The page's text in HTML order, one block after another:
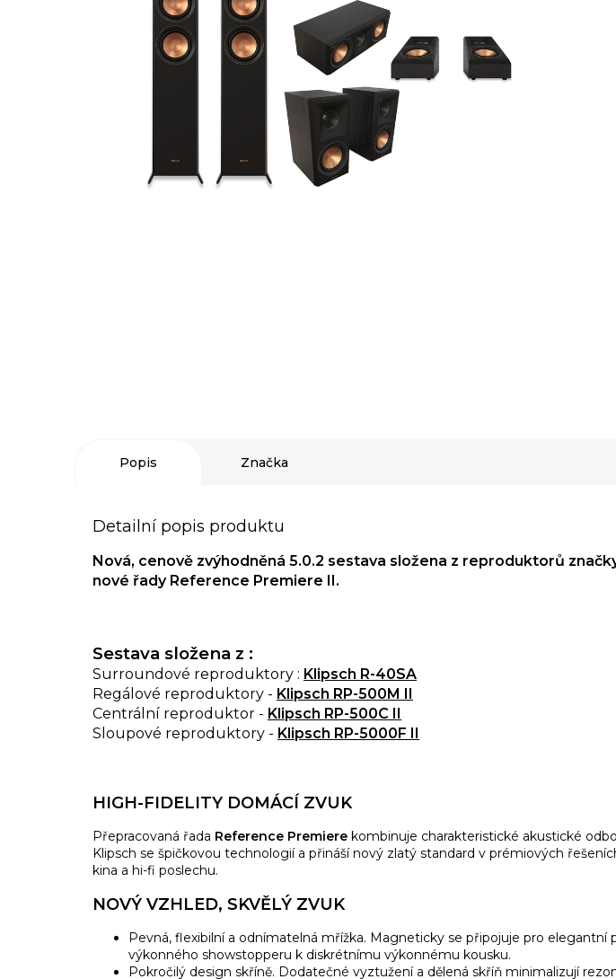
Popis Značka
Detailní popis produktu
Nová, cenově zvýhodněná 5.0.2 sestava složena z reproduktorů
nové řady Reference Premiere II.
Sestava složena z :
Surroundové reproduktory : Klipsch R-40SA
Regálové reproduktory - Klipsch RP-500M II
Centrální reproduktor - Klipsch RP-500C II
Sloupové reproduktory - Klipsch RP-5000F II
HIGH-FIDELITY DOMÁCÍ ZVUK
Přepracovaná řada Reference Premiere kombinuje charakteristické akustické
Klipsch se špičkovou technologií a přináší nový zlatý standard v prémiových
kina a hi-fi poslechu.
NOVÝ VZHLED, SKVĚLÝ ZVUK
Pevná, flexibilní a odnímatelná mřížka. Magneticky se připojuje pro elegantní
výkonného showstopperu k diskrétnímu výkonnému kousku.
Pokročilý design skříně. Dodatečné vyztužení a dělená skříň minimalizují